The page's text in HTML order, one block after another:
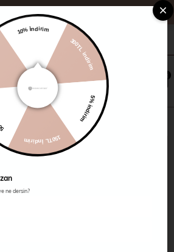
Kampanyalar
0
10% İndirim
300TL indirim
5% indirim
150TL İndirim
ne dersin?